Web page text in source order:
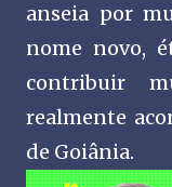
anseia por
nome novo,
contribuir
realmente
de Goiânia.